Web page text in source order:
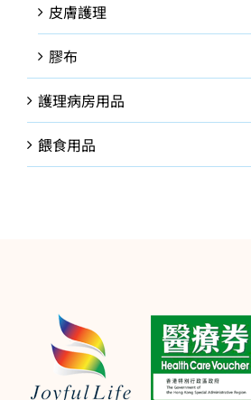
皮膚護理
膠布
護理病房用品
餵食用品